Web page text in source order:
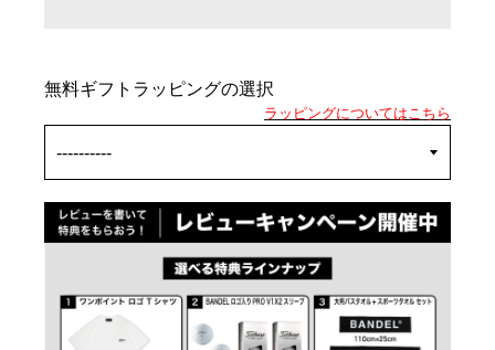
無料ギフトラッピングの選択
ラッピングについてはこちら